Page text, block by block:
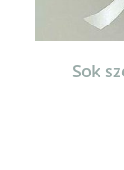
Sok